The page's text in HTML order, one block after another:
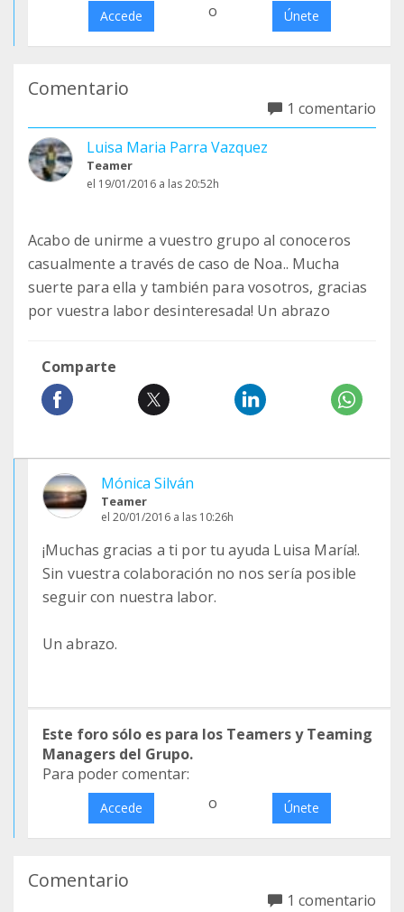
Accede o Únete
Comentario
1 comentario
Luisa Maria Parra Vazquez
Teamer
el 19/01/2016 a las 20:52h
Acabo de unirme a vuestro grupo al conoceros
casualmente a través de caso de Noa.. Mucha
suerte para ella y también para vosotros, gracias
por vuestra labor desinteresada! Un abrazo
Comparte
Mónica Silván
Teamer
el 20/01/2016 a las 10:26h
¡Muchas gracias a ti por tu ayuda Luisa María!.
Sin vuestra colaboración no nos sería posible
seguir con nuestra labor.
Un abrazo.
Este foro sólo es para los Teamers y Teaming
Managers del Grupo.
Para poder comentar:
Accede o Únete
Comentario
1 comentario